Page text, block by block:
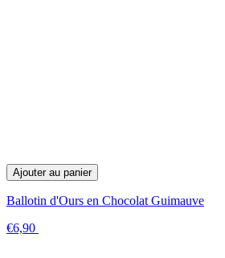
Ajouter au panier
Ballotin d'Ours en Chocolat Guimauve
€6,90